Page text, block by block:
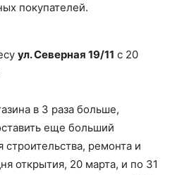
покупателей.
ул. Северная 19/11 с 20
в 3 раза больше,
еще больший
строительства, ремонта и
открытия, 20 марта, и по 31